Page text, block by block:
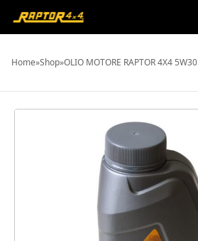
Home»Shop»OLIO MOTORE RAPTOR 4X4 5W30